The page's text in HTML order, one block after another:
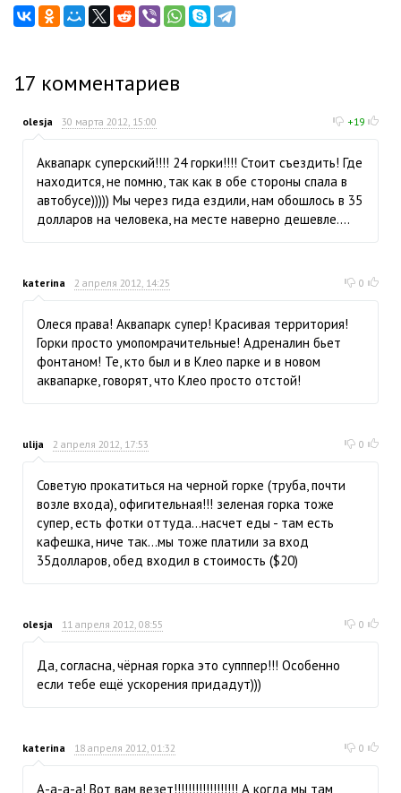
17 комментариев
olesja 30 марта 2012, 15:00 +19
Аквапарк суперский!!!! 24 горки!!!! Стоит съездить! Где
находится, не помню, так как в обе стороны спала в
автобусе))))) Мы через гида ездили, нам обошлось в 35
долларов на человека, на месте наверно дешевле....
katerina 2 апреля 2012, 14:25 0
Олеся права! Аквапарк супер! Красивая территория!
Горки просто умопомрачительные! Адреналин бьет
фонтаном! Те, кто был и в Клео парке и в новом
аквапарке, говорят, что Клео просто отстой!
ulija 2 апреля 2012, 17:53 0
Советую прокатиться на черной горке (труба, почти
возле входа), офигительная!!! зеленая горка тоже
супер, есть фотки оттуда...насчет еды - там есть
кафешка, ниче так...мы тоже платили за вход
35долларов, обед входил в стоимость ($20)
olesja 11 апреля 2012, 08:55 0
Да, согласна, чёрная горка это супппер!!! Особенно
если тебе ещё ускорения придадут)))
katerina 18 апреля 2012, 01:32 0
А-а-а-а! Вот вам везет!!!!!!!!!!!!!!!!!! А когда мы там